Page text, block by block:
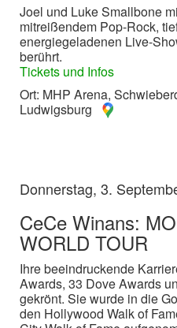
Joel und Luke Smallbone
mitreißendem Pop-Rock,
energiegeladenen Live-
berührt.
Tickets und Infos
Ort: MHP Arena,
Ludwigsburg
Donnerstag, 3.
CeCe Winans:
WORLD TOUR
Ihre beeindruckende
Awards, 33 Dove Awards
gekrönt. Sie wurde in die
den Hollywood Walk of